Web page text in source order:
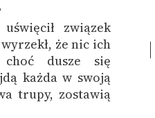
związek
że nic ich
dusze się
każda w swoją
trupy, zostawią